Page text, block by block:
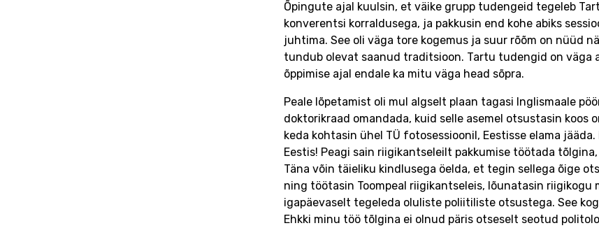
Õpingute ajal kuulsin, et väike grupp tudengeid tegeleb
konverentsi korraldusega, ja pakkusin end kohe abiks
juhtima. See oli väga tore kogemus ja suur rõõm on nüüd
tundub olevat saanud traditsioon. Tartu tudengid on väga
õppimise ajal endale ka mitu väga head sõpra.
Peale lõpetamist oli mul algselt plaan tagasi Inglismaale
doktorikraad omandada, kuid selle asemel otsustasin koos
keda kohtasin ühel TÜ fotosessioonil, Eestisse elama jääda.
Eestis! Peagi sain riigikantseleilt pakkumise töötada
Täna võin täieliku kindlusega öelda, et tegin sellega õige
ning töötasin Toompeal riigikantseleis, lõunatasin riigikogu
igapäevaselt tegeleda oluliste poliitiliste otsustega. See
Ehkki minu töö tõlgina ei olnud päris otseselt seotud